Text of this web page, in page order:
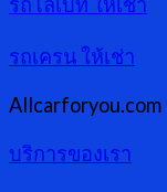
รถเครน ให้เช่า
Allcarforyou.com
บริการของเรา